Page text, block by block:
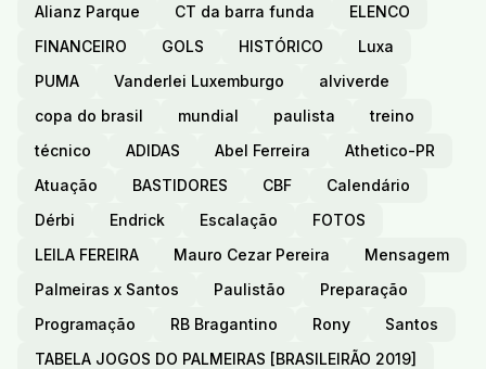
Alianz Parque
CT da barra funda
ELENCO
FINANCEIRO
GOLS HISTÓRICO
Luxa
PUMA
Vanderlei Luxemburgo
alviverde
copa do brasil
mundial paulista
treino
técnico
ADIDAS Abel Ferreira
Athetico-PR
Atuação
BASTIDORES CBF
Calendário
Dérbi
Endrick Escalação
FOTOS
LEILA FEREIRA
Mauro Cezar Pereira
Mensagem
Palmeiras x Santos
Paulistão
Preparação
Programação
RB Bragantino Rony
Santos
TABELA JOGOS DO PALMEIRAS [BRASILEIRÃO 2019]